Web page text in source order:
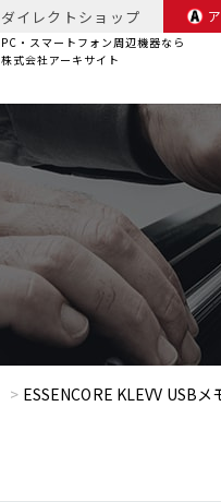
PC・スマートフォン周辺機器なら
株式会社アーキサイト
ダイレクトショップ
> ESSENCORE KLEVV USBメ